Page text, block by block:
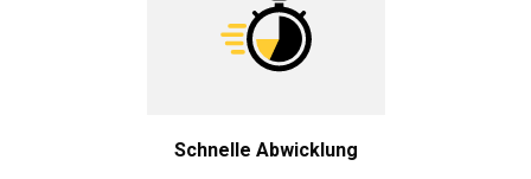
Schnelle Abwicklung